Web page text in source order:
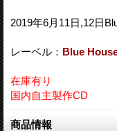
2019年6月11日,12日
レーベル： Blue
在庫有り
国内自主製作CD
商品情報